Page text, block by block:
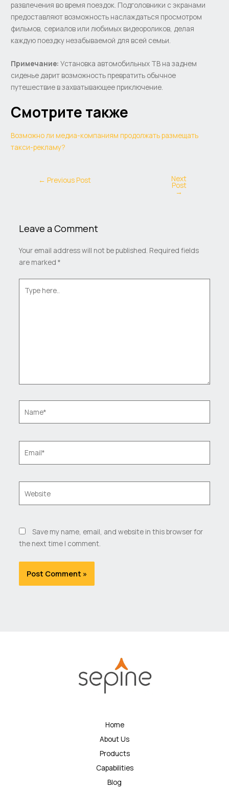
развлечения во время поездок. Подголовники с экранами
предоставляют возможность наслаждаться просмотром
фильмов, сериалов или любимых видеороликов, делая
каждую поездку незабываемой для всей семьи.
Примечание: Установка автомобильных ТВ на заднем
сиденье дарит возможность превратить обычное
путешествие в захватывающее приключение.
Смотрите также
Возможно ли медиа-компаниям продолжать размещать
такси-рекламу?
← Previous Post Next
Post
→
Leave a Comment
Your email address will not be published. Required fields
are marked *
here..
Save my name, email, and website in this browser for
the next time I comment.
Home
About Us
Products
Capabilities
Blog